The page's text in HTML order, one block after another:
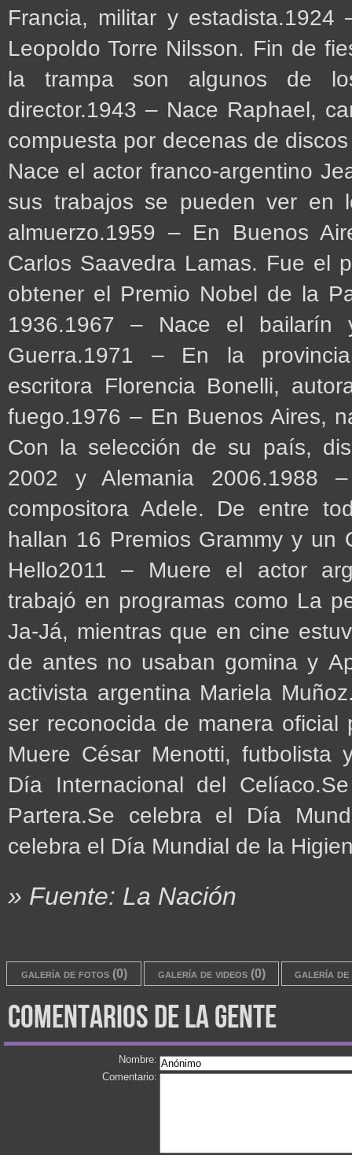
Francia, militar y
Leopoldo Torre Nilsson. Fin de
la trampa son algunos de
director.1943 – Nace Raphael,
compuesta por decenas de
Nace el actor franco-argentino
sus trabajos se pueden ver en
almuerzo.1959 – En Buenos
Carlos Saavedra Lamas. Fue el
obtener el Premio Nobel de la
1936.1967 – Nace el bailarín
Guerra.1971 – En la
escritora Florencia Bonelli,
fuego.1976 – En Buenos Aires,
Con la selección de su país,
2002 y Alemania 2006.1988
compositora Adele. De entre
hallan 16 Premios Grammy y un
Hello2011 – Muere el actor
trabajó en programas como La
Ja-Já, mientras que en cine
de antes no usaban gomina y
activista argentina Mariela
ser reconocida de manera
Muere César Menotti, futbolista
Día Internacional del
Partera.Se celebra el Día
celebra el Día Mundial de la
» Fuente: La Nación
galería de fotos (0) galería de videos (0) galería de
comentarios de la gente
Nombre:
Comentario: